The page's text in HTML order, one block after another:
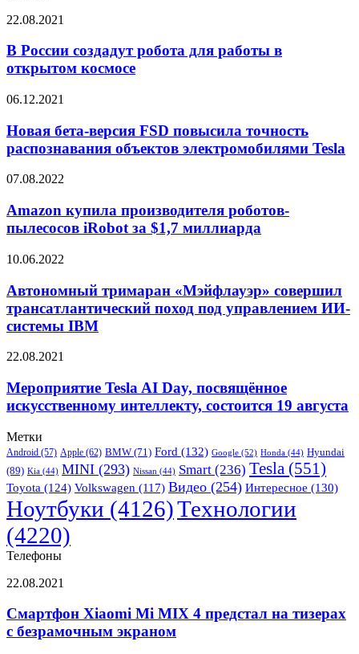
транспорта
с
на
электричество
В
создадут
для
в
космосе
22.08.2021
В России создадут робота для работы в
открытом космосе
Новая
версия
FSD
повысила
распознавания
электромобилями
Tesla
06.12.2021
Новая бета-версия FSD повысила точность
распознавания объектов электромобилями Tesla
Amazon
производителя
роботов-
пылесосов
за
миллиарда
07.08.2022
Amazon купила производителя роботов-
пылесосов iRobot за $1,7 миллиарда
Автономный
«Мэйфлауэр»
совершил
трансатлантический
поход
управлением
системы
IBM
10.06.2022
Автономный тримаран «Мэйфлауэр» совершил
трансатлантический поход под управлением ИИ-
системы IBM
Мероприятие
AI
Day,
посвящённое
интеллекту,
состоится
19
августа
22.08.2021
Мероприятие Tesla AI Day, посвящённое
искусственному интеллекту, состоится 19 августа
Метки
Android (57) Apple (62) BMW (71) Ford (132) Google (52) Honda (44) Hyundai
(89) Kia (44) MINI (293) Nissan (44) Smart (236) Tesla (551)
Toyota (124) Volkswagen (117) Видео (254) Интересное (130)
Ноутбуки (4126)Технологии
(4220)
Телефоны
Смартфон
Mi
MIX
4
22.08.2021
Смартфон Xiaomi Mi MIX 4 предстал на тизерах
с безрамочным экраном